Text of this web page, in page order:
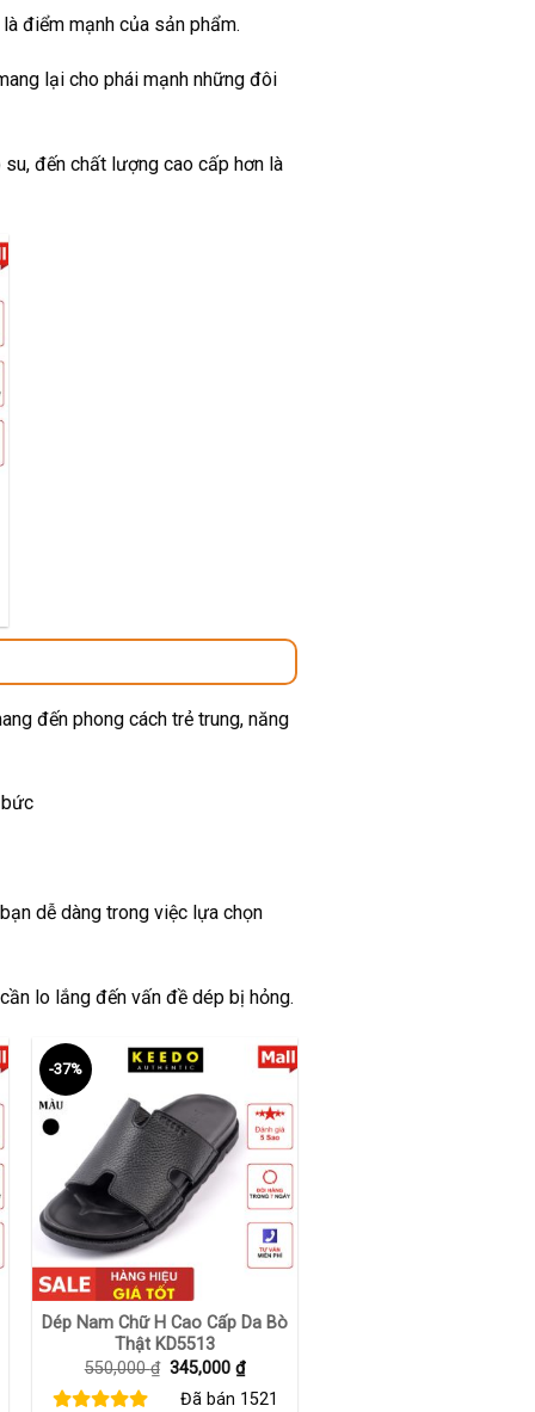
điểm mạnh của sản phẩm.
lại cho phái mạnh những đôi
đến chất lượng cao cấp hơn là
₫.
đến phong cách trẻ trung, năng
dễ dàng trong việc lựa chọn
lo lắng đến vấn đề dép bị hỏng.
-37%
+
Dép Nam Chữ H Cao Cấp Da Bò
Thật KD5513
550,000₫ Giá
là:
345,000₫Giá
hiện
tại
Đã bán 1521